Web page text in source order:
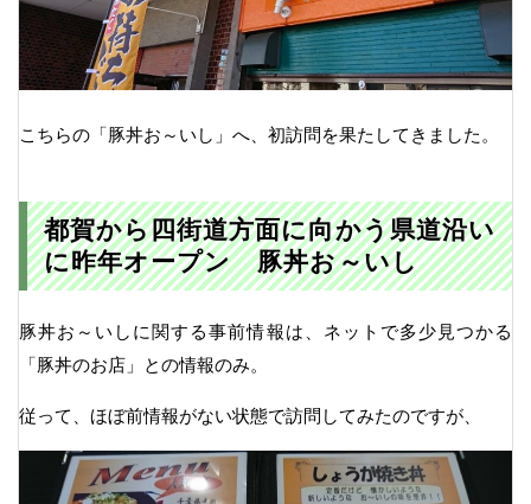
こちらの「豚丼お～いし」へ、初訪問を果たしてきました。
都賀から四街道方面に向かう県道沿い
に昨年オープン 豚丼お～いし
豚丼お～いしに関する事前情報は、ネットで多少見つかる
「豚丼のお店」との情報のみ。
従って、ほぼ前情報がない状態で訪問してみたのですが、